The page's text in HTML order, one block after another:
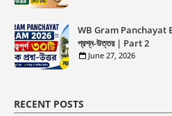
WB Gram Panchayat
প্রশ্ন-উত্তর | Part 2
June 27, 2026
RECENT POSTS